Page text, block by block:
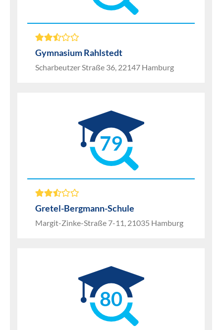
Gymnasium Rahlstedt
Scharbeutzer Straße 36, 22147 Hamburg
79
Gretel-Bergmann-Schule
Margit-Zinke-Straße 7-11, 21035 Hamburg
80